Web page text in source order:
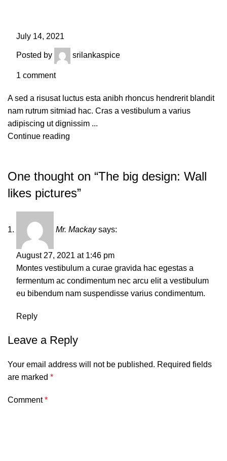
July 14, 2021
Posted by srilankaspice
1 comment
A sed a risusat luctus esta anibh rhoncus hendrerit blandit
nam rutrum sitmiad hac. Cras a vestibulum a varius
adipiscing ut dignissim ...
Continue reading
One thought on “The big design: Wall
likes pictures”
Mr. Mackay says:
August 27, 2021 at 1:46 pm
Montes vestibulum a curae gravida hac egestas a
fermentum ac condimentum nec arcu elit a vestibulum
eu bibendum nam suspendisse varius condimentum.
Reply
Leave a Reply
Your email address will not be published. Required fields
are marked *
Comment*